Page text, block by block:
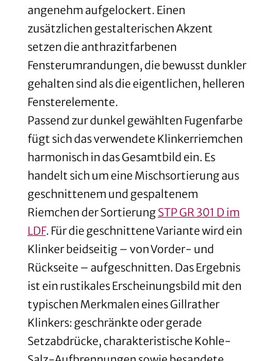
angenehm aufgelockert. Einen
zusätzlichen gestalterischen Akzent
setzen die anthrazitfarbenen
Fensterumrandungen, die bewusst dunkler
gehalten sind als die eigentlichen, helleren
Fensterelemente.
Passend zur dunkel gewählten Fugenfarbe
fügt sich das verwendete Klinkerriemchen
harmonisch in das Gesamtbild ein. Es
handelt sich um eine Mischsortierung aus
geschnittenem und gespaltenem
Riemchen der SortierungSTP GR 301 D im
LDF. Für die geschnittene Variante wird ein
Klinker beidseitig – von Vorder- und
Rückseite – aufgeschnitten. Das Ergebnis
ist ein rustikales Erscheinungsbild mit den
typischen Merkmalen eines Gillrather
Klinkers: geschränkte oder gerade
Setzabdrücke, charakteristische Kohle-